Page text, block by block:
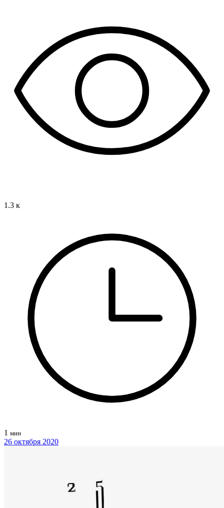
1.3 к
1 мин
26 октября 2020